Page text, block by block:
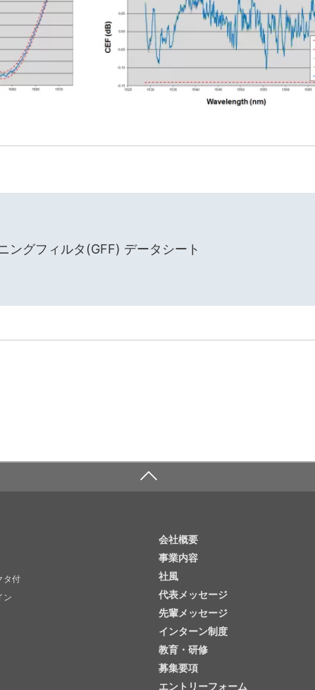
ングフィルタ(GFF) データシート
タ付
ン
会社概要
事業内容
社風
代表メッセージ
先輩メッセージ
インターン制度
教育・研修
募集要項
エントリーフォーム